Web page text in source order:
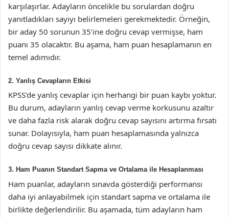
karşılaşırlar. Adayların öncelikle bu sorulardan doğru
yanıtladıkları sayıyı belirlemeleri gerekmektedir. Örneğin,
bir aday 50 sorunun 35’ine doğru cevap vermişse, ham
puanı 35 olacaktır. Bu aşama, ham puan hesaplamanın en
temel adımıdır.
2. Yanlış Cevapların Etkisi
KPSS’de yanlış cevaplar için herhangi bir puan kaybı yoktur.
Bu durum, adayların yanlış cevap verme korkusunu azaltır
ve daha fazla risk alarak doğru cevap sayısını artırma fırsatı
sunar. Dolayısıyla, ham puan hesaplamasında yalnızca
doğru cevap sayısı dikkate alınır.
3. Ham Puanın Standart Sapma ve Ortalama ile Hesaplanması
Ham puanlar, adayların sınavda gösterdiği performansı
daha iyi anlayabilmek için standart sapma ve ortalama ile
birlikte değerlendirilir. Bu aşamada, tüm adayların ham